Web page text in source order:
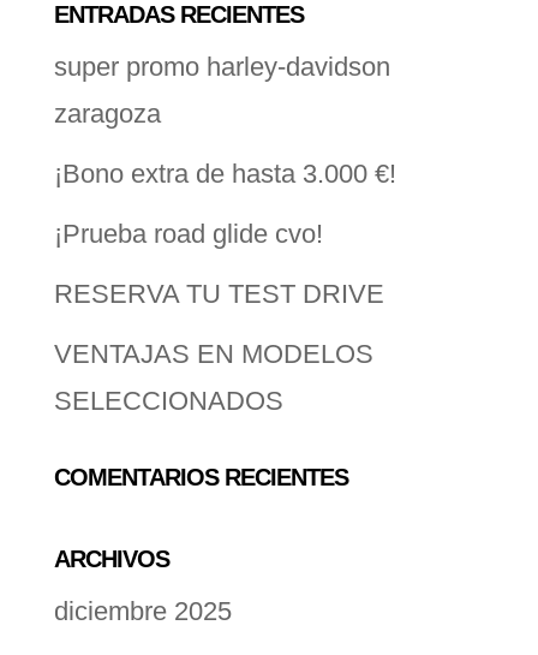
ENTRADAS RECIENTES
super promo harley-davidson
zaragoza
¡Bono extra de hasta 3.000 €!
¡Prueba road glide cvo!
RESERVA TU TEST DRIVE
VENTAJAS EN MODELOS
SELECCIONADOS
COMENTARIOS RECIENTES
ARCHIVOS
diciembre 2025